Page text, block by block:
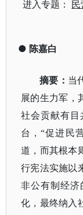
进入专题：
● 陈嘉白
摘要： 当
展的生力军，
社会贡献有目
台，“促进民
道，而其根本
行宪法实施以
非公有制经济
化，最终纳入